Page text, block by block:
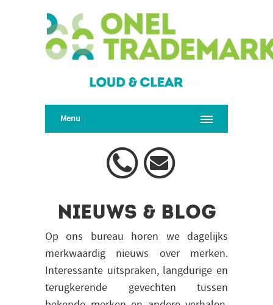
Menu
Nieuws & blog
Op ons bureau horen we dagelijks
merkwaardig nieuws over merken.
Interessante uitspraken, langdurige en
terugkerende gevechten tussen